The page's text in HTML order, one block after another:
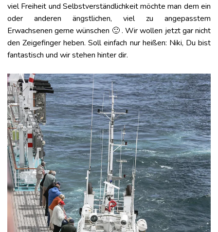
viel Freiheit und Selbstverständlichkeit möchte man dem ein
oder anderen ängstlichen, viel zu angepasstem
Erwachsenen gerne wünschen 🙂 . Wir wollen jetzt gar nicht
den Zeigefinger heben. Soll einfach nur heißen: Niki, Du bist
fantastisch und wir stehen hinter dir.